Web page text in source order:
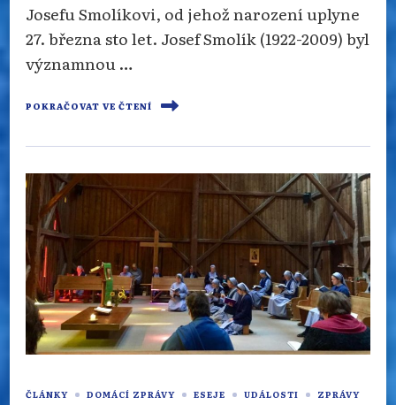
Josefu Smolíkovi, od jehož narození uplyne
27. března sto let. Josef Smolík (1922-2009) byl
významnou …
POKRAČOVAT VE ČTENÍ
ČLÁNKY DOMÁCÍ ZPRÁVY ESEJE UDÁLOSTI ZPRÁVY